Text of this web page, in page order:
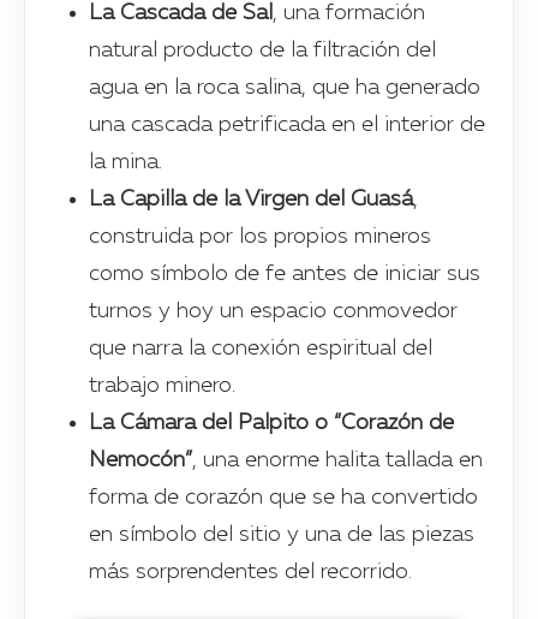
La Cascada de Sal , una formación
natural producto de la filtración del
agua en la roca salina, que ha generado
una cascada petrificada en el interior de
la mina.
La Capilla de la Virgen del Guasá,
construida por los propios mineros
como símbolo de fe antes de iniciar sus
turnos y hoy un espacio conmovedor
que narra la conexión espiritual del
trabajo minero.
La Cámara del Palpito o “Corazón de
Nemocón”, una enorme halita tallada en
forma de corazón que se ha convertido
en símbolo del sitio y una de las piezas
más sorprendentes del recorrido.